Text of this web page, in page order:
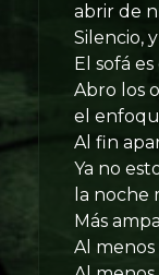
abrir de
Silencio,
El sofá
Abro los
el
Al fin
Ya no
la noche
Más
Al